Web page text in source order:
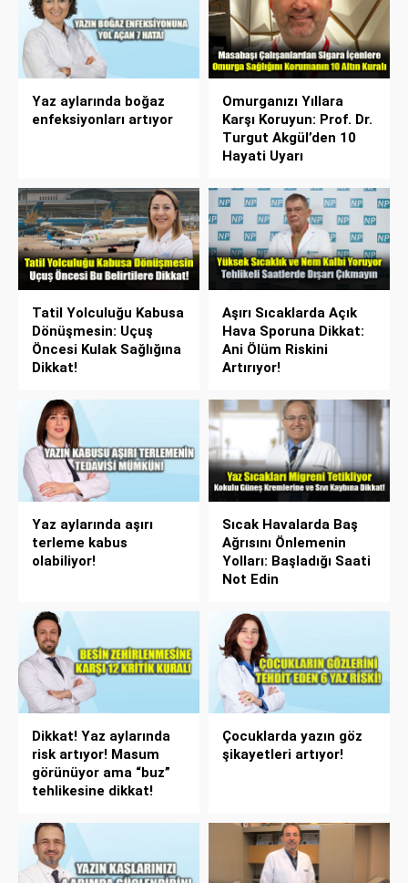
Yaz aylarında boğaz
enfeksiyonları artıyor
Omurganızı Yıllara
Karşı Koruyun: Prof. Dr.
Turgut Akgül’den 10
Hayati Uyarı
Tatil Yolculuğu Kabusa
Dönüşmesin: Uçuş
Öncesi Kulak Sağlığına
Dikkat!
Aşırı Sıcaklarda Açık
Hava Sporuna Dikkat:
Ani Ölüm Riskini
Artırıyor!
Yaz aylarında aşırı
terleme kabus
olabiliyor!
Sıcak Havalarda Baş
Ağrısını Önlemenin
Yolları: Başladığı Saati
Not Edin
Dikkat! Yaz aylarında
risk artıyor! Masum
görünüyor ama “buz”
tehlikesine dikkat!
Çocuklarda yazın göz
şikayetleri artıyor!